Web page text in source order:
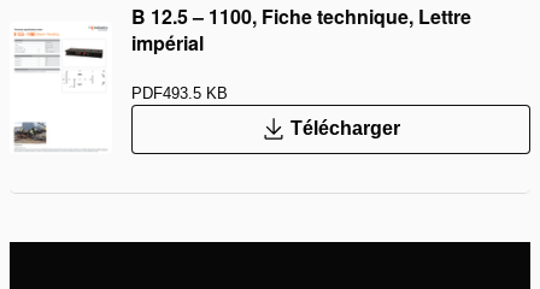
B 12.5 – 1100, Fiche technique, Lettre
impérial
PDF493.5 KB
Télécharger